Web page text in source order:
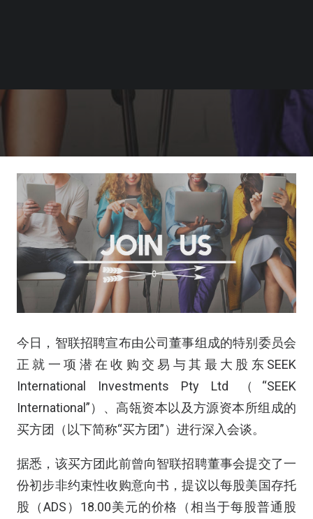
今日，智联招聘宣布由公司董事组成的特别委员会
正就一项潜在收购交易与其最大股东SEEK
International Investments Pty Ltd （“SEEK
International”）、高瓴资本以及方源资本所组成的
买方团（以下简称“买方团”）进行深入会谈。
据悉，该买方团此前曾向智联招聘董事会提交了一
份初步非约束性收购意向书，提议以每股美国存托
股（ADS）18.00美元的价格（相当于每股普通股